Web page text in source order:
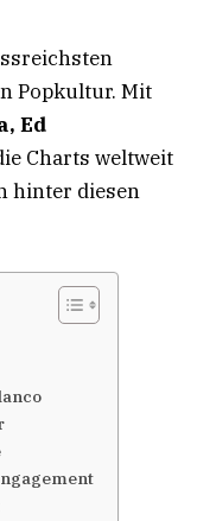
Popkultur. Mit
Ed
Charts weltweit
hinter diesen